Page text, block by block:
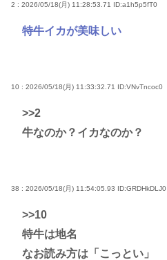
2 : 2026/05/18(月) 11:28:53.71 ID:a1h5p5fT0
特牛イカが美味しい
10 : 2026/05/18(月) 11:33:32.71 ID:VNvTncoc0
>>2
牛なのか？イカなのか？
38 : 2026/05/18(月) 11:54:05.93 ID:GRDHkDLJ0
>>10
特牛は地名
なお読み方は「こっとい」